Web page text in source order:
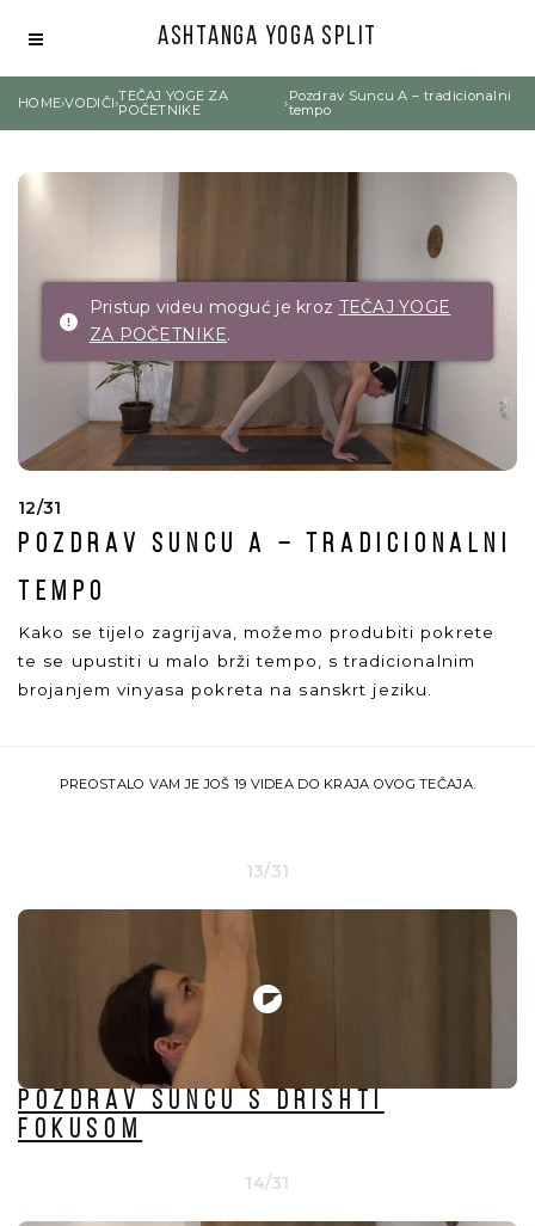
Ashtanga Yoga Split
HOME›VODIČI›TEČAJ YOGE ZA
POČETNIKE
›Pozdrav Suncu A – tradicionalni
tempo
Pristup videu moguć je kroz TEČAJ YOGE
ZA POČETNIKE.
12/31
Pozdrav Suncu A – tradicionalni
tempo
Kako se tijelo zagrijava, možemo produbiti pokrete
te se upustiti u malo brži tempo, s tradicionalnim
brojanjem vinyasa pokreta na sanskrt jeziku.
PREOSTALO VAM JE JOŠ 19 VIDEA DO KRAJA OVOG TEČAJA.
13/31
Pozdrav Suncu s Drishti
fokusom
14/31